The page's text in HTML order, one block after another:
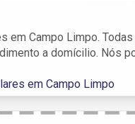
em Campo Limpo. Todas
a domícilio. Nós
em Campo Limpo